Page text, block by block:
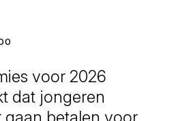
voor 2026
dat jongeren